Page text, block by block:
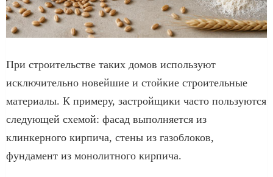
При строительстве таких домов используют
исключительно новейшие и стойкие строительные
материалы. К примеру, застройщики часто пользуются
следующей схемой: фасад выполняется из
клинкерного кирпича, стены из газоблоков,
фундамент из монолитного кирпича.